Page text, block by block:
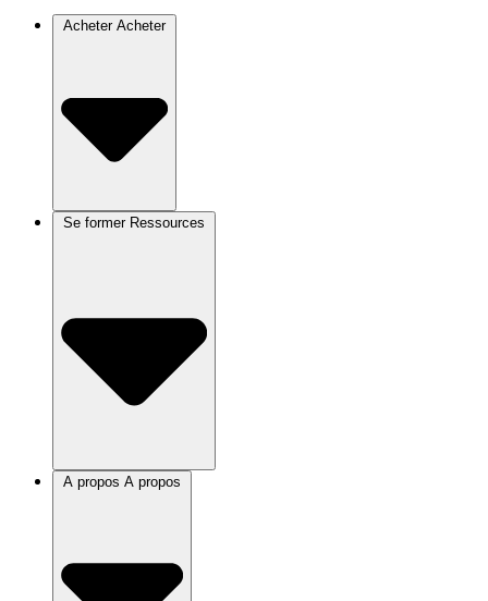
Acheter Acheter
Se former
A propos